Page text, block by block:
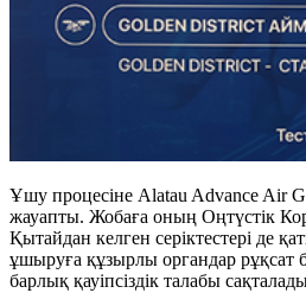
Ұшу процесіне Alatau Advance Air
жауапты. Жобаға оның Оңтүстік
Қытайдан келген серіктестері де
ұшыруға құзырлы органдар рұқсат
барлық қауіпсіздік талабы